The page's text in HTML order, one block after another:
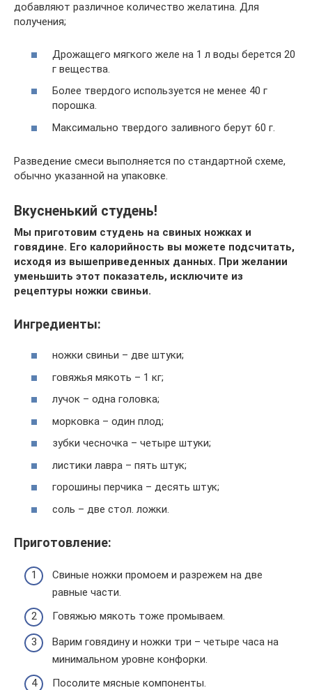
добавляют различное количество желатина. Для
получения;
Дрожащего мягкого желе на 1 л воды берется 20
г вещества.
Более твердого используется не менее 40 г
порошка.
Максимально твердого заливного берут 60 г.
Разведение смеси выполняется по стандартной схеме,
обычно указанной на упаковке.
Вкусненький студень!
Мы приготовим студень на свиных ножках и
говядине. Его калорийность вы можете подсчитать,
исходя из вышеприведенных данных. При желании
уменьшить этот показатель, исключите из
рецептуры ножки свиньи.
Ингредиенты:
ножки свиньи – две штуки;
говяжья мякоть – 1 кг;
лучок – одна головка;
морковка – один плод;
зубки чесночка – четыре штуки;
листики лавра – пять штук;
горошины перчика – десять штук;
соль – две стол. ложки.
Приготовление:
Свиные ножки промоем и разрежем на две
равные части.
Говяжью мякоть тоже промываем.
Варим говядину и ножки три – четыре часа на
минимальном уровне конфорки.
Посолите мясные компоненты.